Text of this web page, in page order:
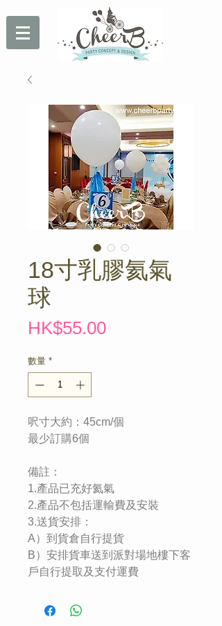
18寸乳膠氦氣
球
HK$55.00價
數量 *
呎寸大約：45cm/個
最少訂購6個
備註：
1.產品已充好氦氣
2.產品不包括運輸費及安裝
3.送貨安排：
A）到貨倉自行提貨
B）安排貨車送到派對場地樓下客
戶自行提取及支付運費